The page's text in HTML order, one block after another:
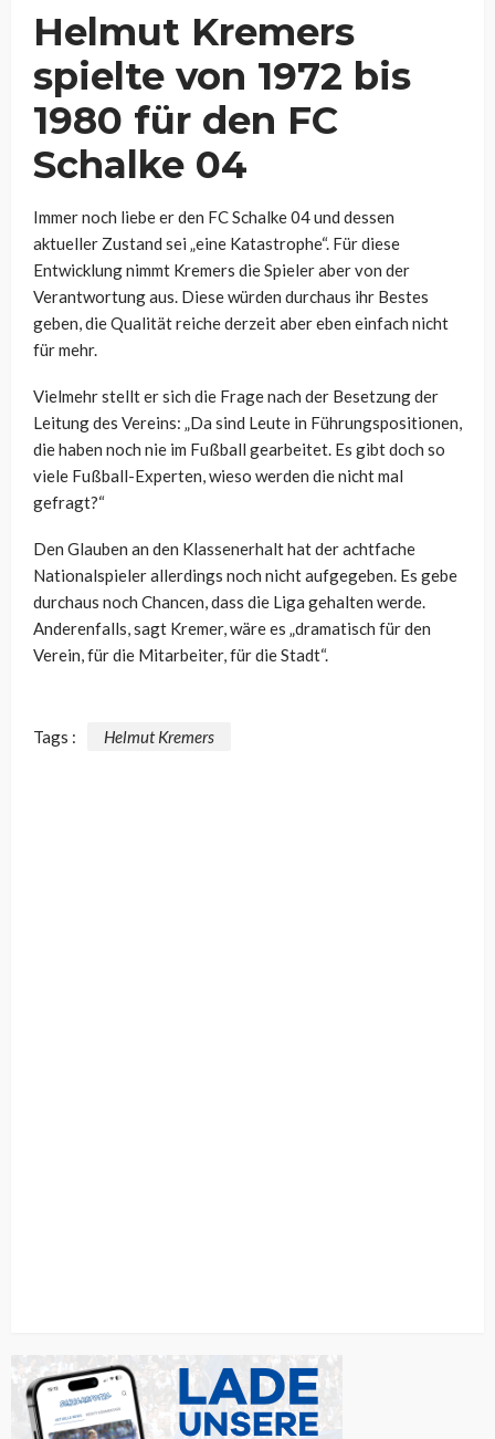
Helmut Kremers
spielte von 1972 bis
1980 für den FC
Schalke 04
Immer noch liebe er den FC Schalke 04 und dessen
aktueller Zustand sei „eine Katastrophe“. Für diese
Entwicklung nimmt Kremers die Spieler aber von der
Verantwortung aus. Diese würden durchaus ihr Bestes
geben, die Qualität reiche derzeit aber eben einfach nicht
für mehr.
Vielmehr stellt er sich die Frage nach der Besetzung der
Leitung des Vereins: „Da sind Leute in Führungspositionen,
die haben noch nie im Fußball gearbeitet. Es gibt doch so
viele Fußball-Experten, wieso werden die nicht mal
gefragt?“
Den Glauben an den Klassenerhalt hat der achtfache
Nationalspieler allerdings noch nicht aufgegeben. Es gebe
durchaus noch Chancen, dass die Liga gehalten werde.
Anderenfalls, sagt Kremer, wäre es „dramatisch für den
Verein, für die Mitarbeiter, für die Stadt“.
Tags : Helmut Kremers